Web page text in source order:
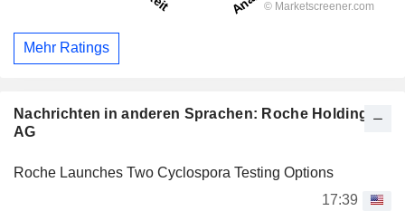
Nachrichten in anderen Sprachen: Roche Holding
AG
Roche Launches Two Cyclospora Testing Options
17:39
Mehr Ratings